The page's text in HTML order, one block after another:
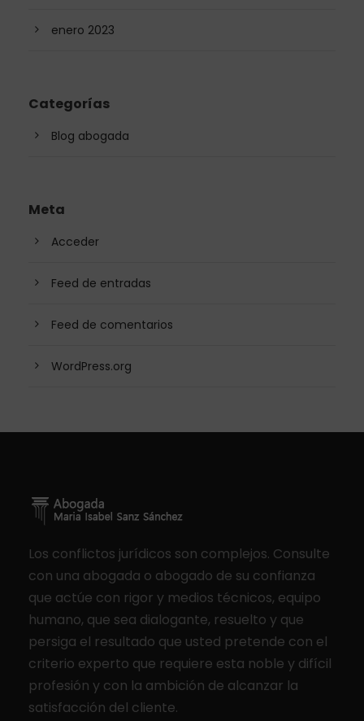
enero 2023
Categorías
Blog abogada
Meta
Acceder
Feed de entradas
Feed de comentarios
WordPress.org
Los conflictos jurídicos son complejos. Consulte
con una abogada o abogado de su confianza
que actúe con rigor y medios técnicos, equipo
humano, que sea dialogante, resuelto y que
persiga el resultado que usted pretende con el
criterio experto que requiere esta noble y difícil
profesión y con la ambición de alcanzar la
satisfacción del cliente.